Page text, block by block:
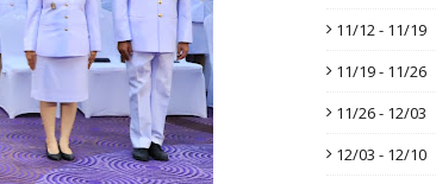
11/12 - 11/19
11/19 - 11/26
11/26 - 12/03
12/03 - 12/10